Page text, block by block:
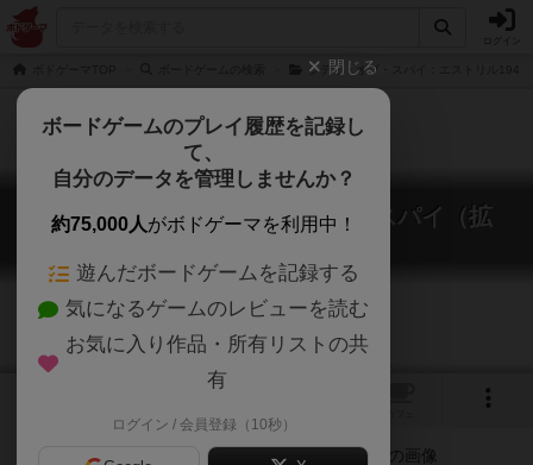
シティ・オブ・スパイ：エストリル1942
シティー・オブ・スパイ：二重スパイ（拡
City of Spies: Double Agent
閉じる
ボードゲームのプレイ履歴を記録し
て、
自分のデータを管理しませんか？
約75,000人がボドゲーマを利用中！
遊んだボードゲームを記録する
気になるゲームのレビューを読む
お気に入り作品・所有リストの共
有
ログイン / 会員登録（10秒）